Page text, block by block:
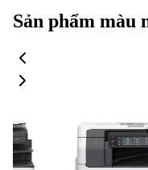
Sản phẩm màu